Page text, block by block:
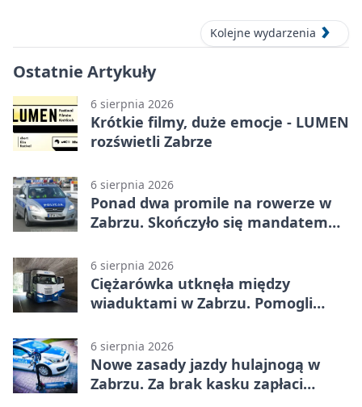
Kolejne wydarzenia
Ostatnie Artykuły
6 sierpnia 2026
Krótkie filmy, duże emocje - LUMEN
rozświetli Zabrze
6 sierpnia 2026
Ponad dwa promile na rowerze w
Zabrzu. Skończyło się mandatem
6 sierpnia 2026
Ciężarówka utknęła między
wiaduktami w Zabrzu. Pomogli
6 sierpnia 2026
Nowe zasady jazdy hulajnogą w
Zabrzu. Za brak kasku zapłaci